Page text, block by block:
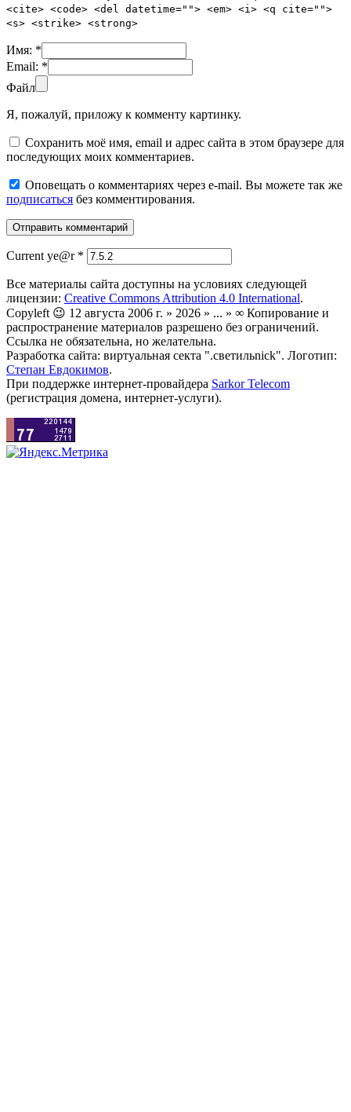
<cite> <code> <del datetime=""> <em> <i> <q cite="">
<s> <strike> <strong>
Имя: *
Email: *
Файл
Я, пожалуй, приложу к комменту картинку.
Сохранить моё имя, email и адрес сайта в этом браузере для
последующих моих комментариев.
Оповещать о комментариях через e-mail. Вы можете так же
подписаться без комментирования.
Current ye@r *
Все материалы сайта доступны на условиях следующей
лицензии: Creative Commons Attribution 4.0 International.
Copyleft 😉 12 августа 2006 г. » 2026 » ... » ∞ Копирование и
распространение материалов разрешено без ограничений.
Ссылка не обязательна, но желательна.
Разработка сайта: виртуальная секта ".светильnick". Логотип:
Степан Евдокимов.
При поддержке интернет-провайдера Sarkor Telecom
(регистрация домена, интернет-услуги).